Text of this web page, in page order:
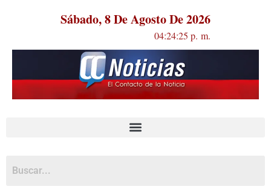
Sábado, 8 De Agosto De 2026
04:24:25 p. m.